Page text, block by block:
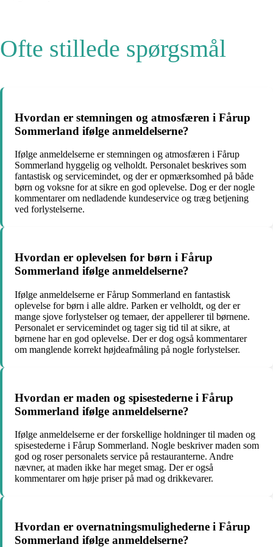
Ofte stillede spørgsmål
Hvordan er stemningen og atmosfæren i Fårup
Sommerland ifølge anmeldelserne?
Ifølge anmeldelserne er stemningen og atmosfæren i Fårup
Sommerland hyggelig og velholdt. Personalet beskrives som
fantastisk og servicemindet, og der er opmærksomhed på både
børn og voksne for at sikre en god oplevelse. Dog er der nogle
kommentarer om nedladende kundeservice og træg betjening
ved forlystelserne.
Hvordan er oplevelsen for børn i Fårup
Sommerland ifølge anmeldelserne?
Ifølge anmeldelserne er Fårup Sommerland en fantastisk
oplevelse for børn i alle aldre. Parken er velholdt, og der er
mange sjove forlystelser og temaer, der appellerer til børnene.
Personalet er servicemindet og tager sig tid til at sikre, at
børnene har en god oplevelse. Der er dog også kommentarer
om manglende korrekt højdeafmåling på nogle forlystelser.
Hvordan er maden og spisestederne i Fårup
Sommerland ifølge anmeldelserne?
Ifølge anmeldelserne er der forskellige holdninger til maden og
spisestederne i Fårup Sommerland. Nogle beskriver maden som
god og roser personalets service på restauranterne. Andre
nævner, at maden ikke har meget smag. Der er også
kommentarer om høje priser på mad og drikkevarer.
Hvordan er overnatningsmulighederne i Fårup
Sommerland ifølge anmeldelserne?